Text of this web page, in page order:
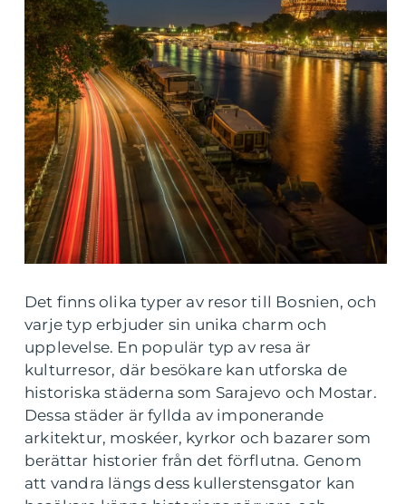
Det finns olika typer av resor till Bosnien, och
varje typ erbjuder sin unika charm och
upplevelse. En populär typ av resa är
kulturresor, där besökare kan utforska de
historiska städerna som Sarajevo och Mostar.
Dessa städer är fyllda av imponerande
arkitektur, moskéer, kyrkor och bazarer som
berättar historier från det förflutna. Genom
att vandra längs dess kullerstensgator kan